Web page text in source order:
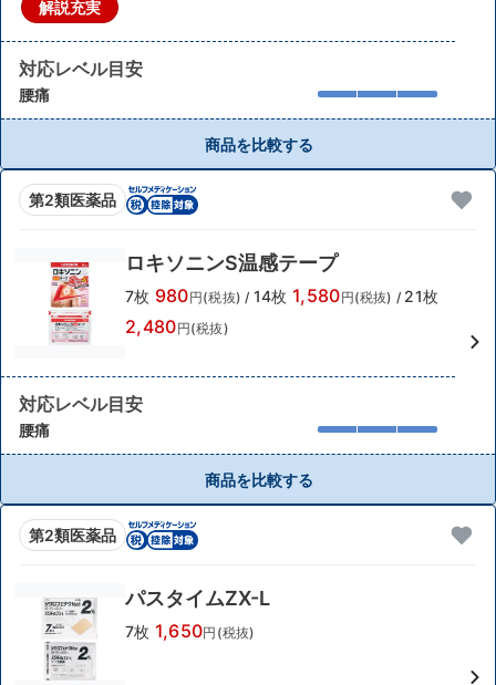
解説充実
対応レベル目安
腰痛
商品を比較する
第2類医薬品
ロキソニンS温感テープ
7枚 980円(税抜) / 14枚 1,580円(税抜) / 21枚
2,480円(税抜)
対応レベル目安
腰痛
商品を比較する
第2類医薬品
パスタイムZX-L
7枚 1,650円(税抜)